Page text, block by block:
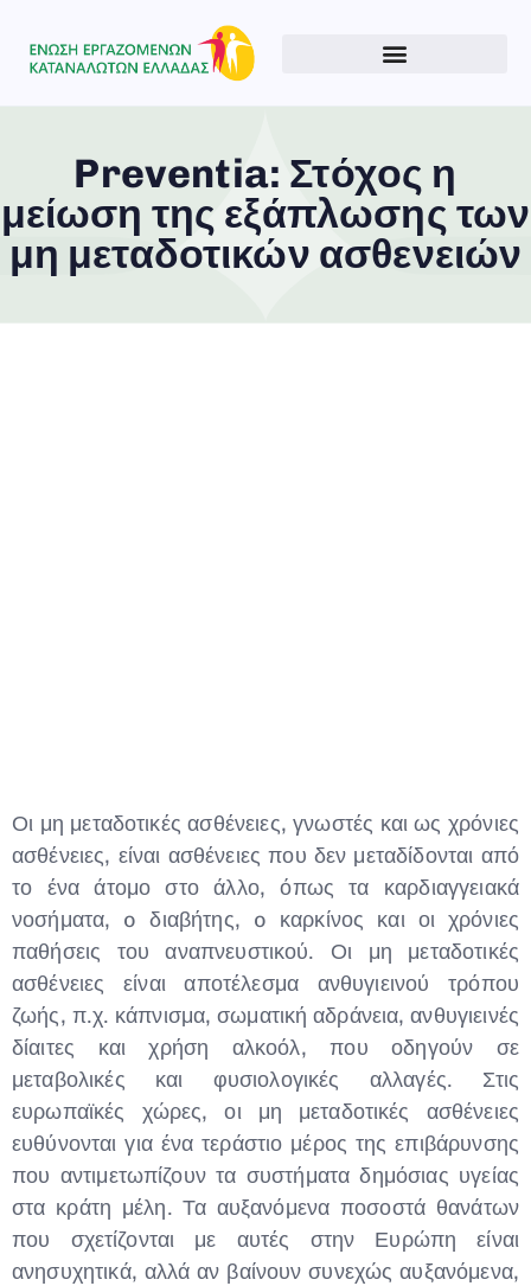
Preventia: Στόχος η
μείωση της εξάπλωσης των
μη μεταδοτικών ασθενειών
Οι μη μεταδοτικές ασθένειες, γνωστές και ως χρόνιες
ασθένειες, είναι ασθένειες που δεν μεταδίδονται από
το ένα άτομο στο άλλο, όπως τα καρδιαγγειακά
νοσήματα, o διαβήτης, o καρκίνος και οι χρόνιες
παθήσεις του αναπνευστικού. Οι μη μεταδοτικές
ασθένειες είναι αποτέλεσμα ανθυγιεινού τρόπου
ζωής, π.χ. κάπνισμα, σωματική αδράνεια, ανθυγιεινές
δίαιτες και χρήση αλκοόλ, που οδηγούν σε
μεταβολικές και φυσιολογικές αλλαγές. Στις
ευρωπαϊκές χώρες, οι μη μεταδοτικές ασθένειες
ευθύνονται για ένα τεράστιο μέρος της επιβάρυνσης
που αντιμετωπίζουν τα συστήματα δημόσιας υγείας
στα κράτη μέλη. Τα αυξανόμενα ποσοστά θανάτων
που σχετίζονται με αυτές στην Ευρώπη είναι
ανησυχητικά, αλλά αν βαίνουν συνεχώς αυξανόμενα,